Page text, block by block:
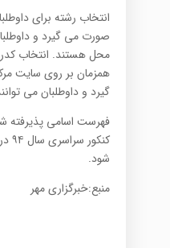
انتخاب رشته برای
محل هستند. انتخاب
همزمان بر روی سایت
گیرد و داوطلبان می
فهرست اسامی پذیرفته
شود.
منبع:خبرگزاری مهر